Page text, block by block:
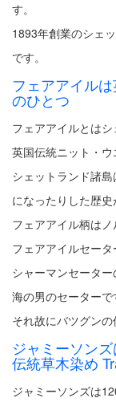
す。
1893年創業のシェ
です。
フェアアイル
のひとつ
フェアアイルとは
英国伝統ニット・ウ
シェットランド諸
になったりした歴史
フェアアイル柄はノ
フェアアイルセー
シャーマンセーター
海の男のセーターで
それ故にバツグンの
ジャミーソン
伝統草木染め
ジャミーソンズは